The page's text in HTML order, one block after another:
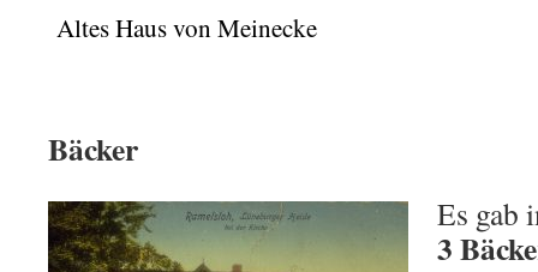
Altes Haus von Meinecke
Bäcker
Es gab
3